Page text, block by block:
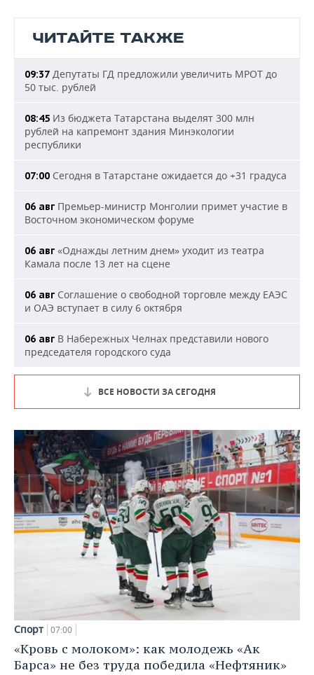
ЧИТАЙТЕ ТАКЖЕ
09:37 Депутаты ГД предложили увеличить МРОТ до
50 тыс. рублей
08:45 Из бюджета Татарстана выделят 300 млн
рублей на капремонт здания Минэкологии
республики
07:00 Сегодня в Татарстане ожидается до +31 градуса
06 авг Премьер-министр Монголии примет участие в
Восточном экономическом форуме
06 авг «Однажды летним днем» уходит из театра
Камала после 13 лет на сцене
06 авг Соглашение о свободной торговле между ЕАЭС
и ОАЭ вступает в силу 6 октября
06 авг В Набережных Челнах представили нового
председателя городского суда
ВСЕ НОВОСТИ ЗА СЕГОДНЯ
Спорт 07:00
«Кровь с молоком»: как молодежь «Ак
Барса» не без труда победила «Нефтяник»